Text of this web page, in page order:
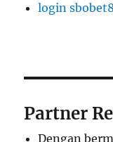
login
Partner
Dengan